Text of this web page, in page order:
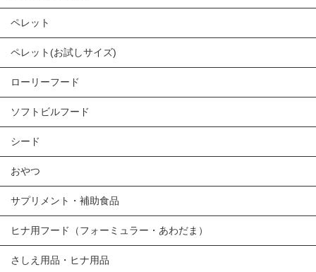
ペレット
ペレット(お試しサイズ)
ローリーフード
ソフトビルフード
シード
おやつ
サプリメント・補助食品
ヒナ用フード（フォーミュラー・あわだま）
さしえ用品・ヒナ用品